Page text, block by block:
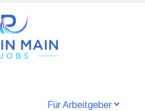
Für Arbeitgeber